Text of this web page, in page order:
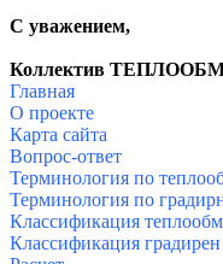
С уважением,
Коллектив
Главная
О проекте
Карта сайта
Вопрос-ответ
Терминология по
Терминология по
Классификация
Классификация градирен